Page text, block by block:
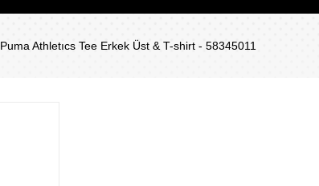
Puma Athletıcs Tee Erkek Üst & T-shirt - 58345011